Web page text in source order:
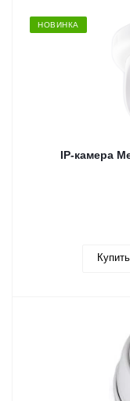
НОВИНКА
IP-камера